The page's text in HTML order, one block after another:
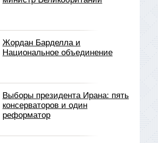
Жордан Барделла и
Национальное объединение
Выборы президента Ирана: пять
консерваторов и один
реформатор